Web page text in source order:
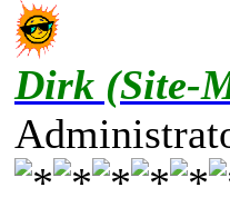
Dirk (Site-